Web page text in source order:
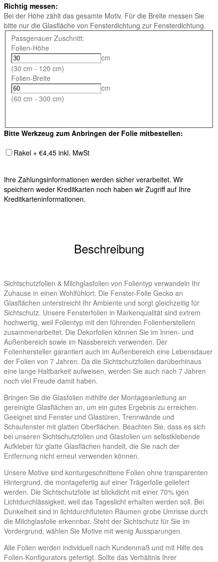
Richtig messen:
Bei der Höhe zählt das gesamte Motiv. Für die Breite messen Sie
bitte nur die Glasfläche von Fensterdichtung zur Fensterdichtung.
Passgenauer Zuschnitt:
Folien-Höhe
cm
(30 cm - 120 cm)
Folien-Breite
cm
(60 cm - 300 cm)
Bitte Werkzeug zum Anbringen der Folie mitbestellen:
Rakel + €4,45 inkl. MwSt
Ihre Zahlungsinformationen werden sicher verarbeitet. Wir
speichern weder Kreditkarten noch haben wir Zugriff auf Ihre
Kreditkarteninformationen.
Beschreibung
Sichtschutzfolien & Milchglasfolien von Folientyp verwandeln Ihr
Zuhause in einen Wohlfühlort. Die Fenster-Folie Gecko an
Glasflächen unterstreicht Ihr Ambiente und sorgt gleichzeitig für
Sichtschutz. Unsere Fensterfolien in Markenqualität sind extrem
hochwertig, weil Folientyp mit den führenden Folienherstellern
zusammenarbeitet. Die Dekorfolien können Sie im Innen- und
Außenbereich sowie im Nassbereich verwenden. Der
Folienhersteller garantiert auch im Außenbereich eine Lebensdauer
der Folien von 7 Jahren. Da die Sichtschutzfolien darüberhinaus
eine lange Haltbarkeit aufweisen, werden Sie auch nach 7 Jahren
noch viel Freude damit haben.
Bringen Sie die Glasfolien mithilfe der Montageanleitung an
gereinigte Glasflächen an, um ein gutes Ergebnis zu erreichen.
Geeignet sind Fenster und Glastüren, Trennwände und
Schaufenster mit glatten Oberflächen. Beachten Sie, dass es sich
bei unseren Sichtschutzfolien und Glasfolien um selbstklebende
Aufkleber für glatte Glasflächen handelt, die Sie nach der
Entfernung nicht erneut verwenden können.
Unsere Motive sind konturgeschnittene Folien ohne transparenten
Hintergrund, die montagefertig auf einer Trägerfolie geliefert
werden. Die Sichtschutzfolie ist blickdicht mit einer 70% igen
Lichtdurchlässigkeit, weil das Tageslicht erhalten werden soll. Bei
Dunkelheit sind in lichtdurchfluteten Räumen grobe Umrisse durch
die Milchglasfolie erkennbar. Steht der Sichtschutz für Sie im
Vordergrund, wählen Sie Motive mit wenig Aussparungen.
Alle Folien werden individuell nach Kundenmaß und mit Hilfe des
Folien-Konfigurators gefertigt. Sollte das Verhältnis Ihrer